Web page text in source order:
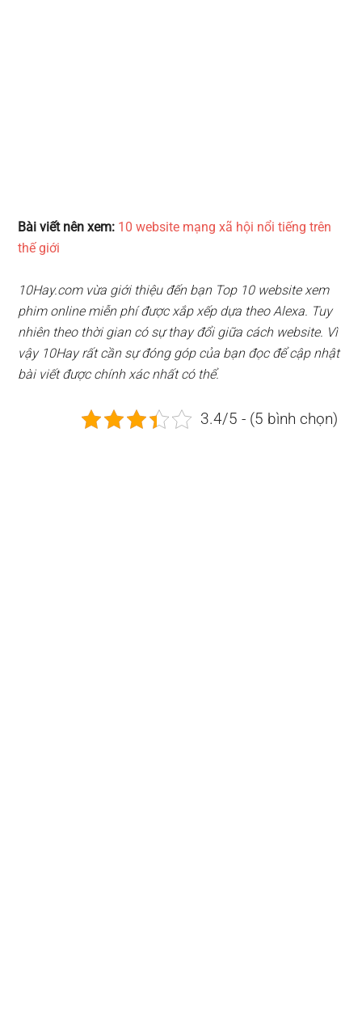
Bài viết nên xem: 10 website mạng xã hội nổi tiếng trên
thế giới
10Hay.com vừa giới thiệu đến bạn Top 10 website xem
phim online miễn phí được xắp xếp dựa theo Alexa. Tuy
nhiên theo thời gian có sự thay đổi giữa cách website. Vì
vậy 10Hay rất cần sự đóng góp của bạn đọc để cập nhật
bài viết được chính xác nhất có thể.
3.4/5 - (5 bình chọn)